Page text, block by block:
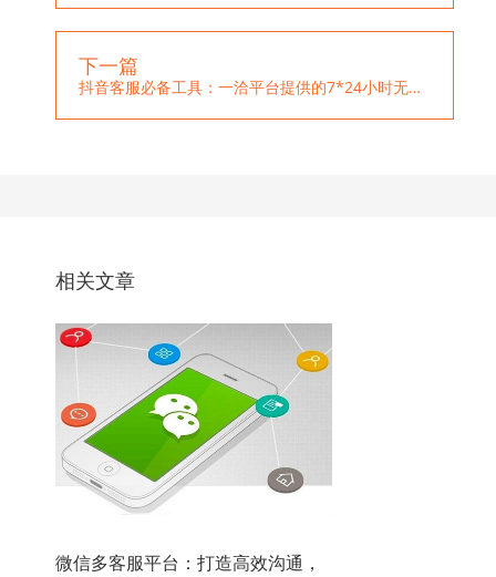
下一篇
抖音客服必备工具：一洽平台提供的7*24小时无间断服务解决方案
相关文章
微信多客服平台：打造高效沟通，